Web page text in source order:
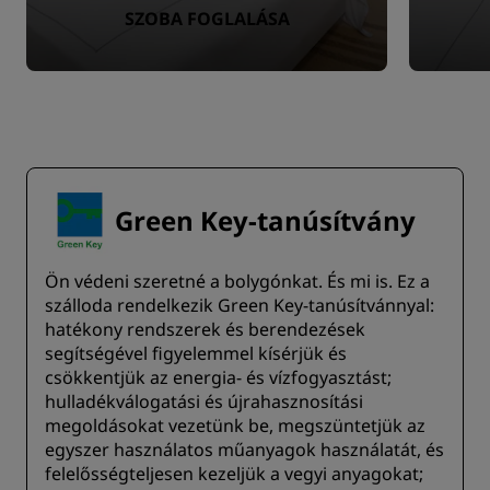
SZOBA FOGLALÁSA
Green Key-tanúsítvány
Ön védeni szeretné a bolygónkat. És mi is. Ez a
szálloda rendelkezik Green Key-tanúsítvánnyal:
hatékony rendszerek és berendezések
segítségével figyelemmel kísérjük és
csökkentjük az energia- és vízfogyasztást;
hulladékválogatási és újrahasznosítási
megoldásokat vezetünk be, megszüntetjük az
egyszer használatos műanyagok használatát, és
felelősségteljesen kezeljük a vegyi anyagokat;